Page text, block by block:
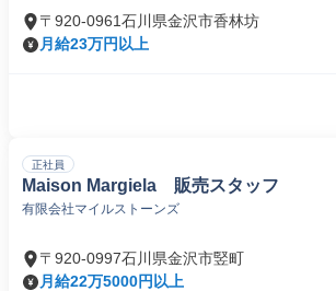
〒920-0961石川県金沢市香林坊
月給23万円以上
正社員
Maison Margiela 販売スタッフ
有限会社マイルストーンズ
〒920-0997石川県金沢市竪町
月給22万5000円以上